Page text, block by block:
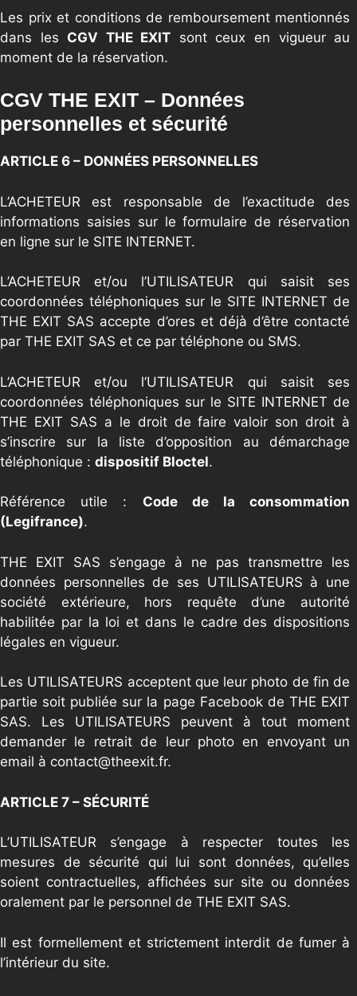
Les prix et conditions de remboursement mentionnés
dans les CGV THE EXIT sont ceux en vigueur au
moment de la réservation.
CGV THE EXIT – Données
personnelles et sécurité
ARTICLE 6 – DONNÉES PERSONNELLES
L’ACHETEUR est responsable de l’exactitude des
informations saisies sur le formulaire de réservation
en ligne sur le SITE INTERNET.
L’ACHETEUR et/ou l’UTILISATEUR qui saisit ses
coordonnées téléphoniques sur le SITE INTERNET de
THE EXIT SAS accepte d’ores et déjà d’être contacté
par THE EXIT SAS et ce par téléphone ou SMS.
L’ACHETEUR et/ou l’UTILISATEUR qui saisit ses
coordonnées téléphoniques sur le SITE INTERNET de
THE EXIT SAS a le droit de faire valoir son droit à
s’inscrire sur la liste d’opposition au démarchage
téléphonique : dispositif Bloctel.
Référence utile : Code de la consommation
(Legifrance).
THE EXIT SAS s’engage à ne pas transmettre les
données personnelles de ses UTILISATEURS à une
société extérieure, hors requête d’une autorité
habilitée par la loi et dans le cadre des dispositions
légales en vigueur.
Les UTILISATEURS acceptent que leur photo de fin de
partie soit publiée sur la page Facebook de THE EXIT
SAS. Les UTILISATEURS peuvent à tout moment
demander le retrait de leur photo en envoyant un
email à contact@theexit.fr.
ARTICLE 7 – SÉCURITÉ
L’UTILISATEUR s’engage à respecter toutes les
mesures de sécurité qui lui sont données, qu’elles
soient contractuelles, affichées sur site ou données
oralement par le personnel de THE EXIT SAS.
Il est formellement et strictement interdit de fumer à
l’intérieur du site.